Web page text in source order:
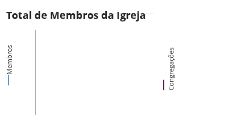
Total de Membros da Igreja
Membros Congregações